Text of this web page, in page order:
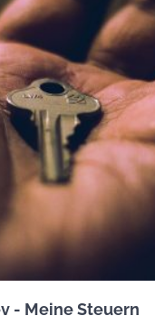
- Meine Steuern